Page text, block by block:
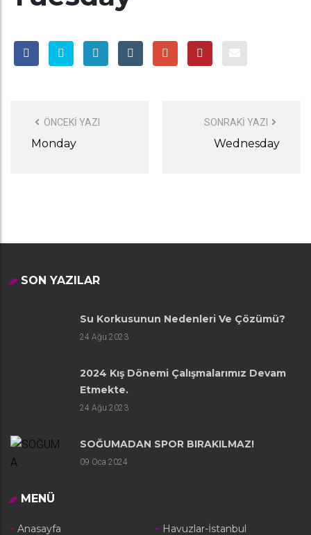
NAVIGATION
ÖNCEKI YAZI
Monday
SONRAKI YAZI
Wednesday
SON YAZILAR
Su Korkusunun Nedenleri Ve Çözümü?
24 Ağu 2023
2024 Kış Dönemi Çalışmalarımız Devam
Etmekte.
24 Ağu 2023
SOĞUMADAN SPOR BIRAKILMAZ!
09 Oca 2024
MENÜ
Anasayfa Havuzlar-İstanbul